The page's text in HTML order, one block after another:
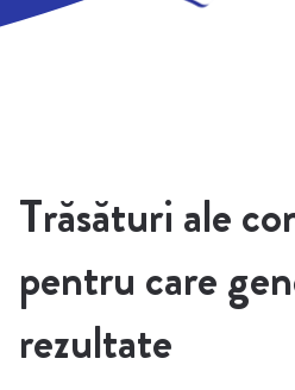
Trăsături ale
pentru care
rezultate